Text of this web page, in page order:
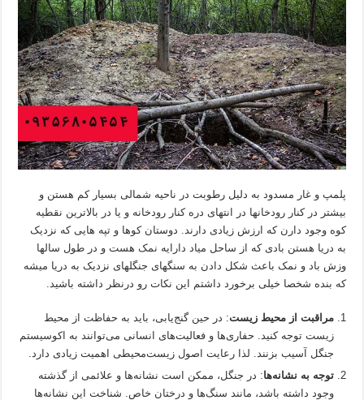
پلمپ و غار مسدود به دلیل رطوبت در ناحیه شمالی بسیار کم هستن و
بیشتر در کنار رودخانها در انتهای دره کنار رودخانه و یا در بالاترین نقطیه
کوه وجود دارن که ارزش زیادی دارند. دوستان کوها و تپه هایی که نزدیک
به دریا هستن بادی که از ساحل میاد دارایه نمک هست و در طول سالها
وزش باد و نمک باعث شکل دادن به سنگهای جنگلهای نزدیک به دریا میشه
که بنده شخصا خیلی برخورد داشتم این نکات رو درنظر داشته باشید.
مراقبت از محیط زیست: در حین گنج‌یابی، باید به حفاظت از محیط
زیست توجه کنید. حفاری‌ها و فعالیت‌های انسانی می‌توانند به اکوسیستم
جنگل آسیب بزنند. لذا رعایت اصول زیست‌محیطی اهمیت زیادی دارد.
توجه به نشانه‌ها: در جنگل، ممکن است نشانه‌ها و علائمی از گذشته
وجود داشته باشد، مانند سنگ‌ها و درختان خاص. شناخت این نشانه‌ها